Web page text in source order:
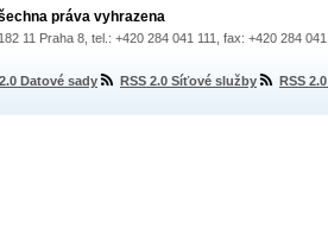
práva vyhrazena
11 Praha 8, tel.: +420 284 041 111, fax: +420 284
Datové sady RSS 2.0 Síťové služby RSS